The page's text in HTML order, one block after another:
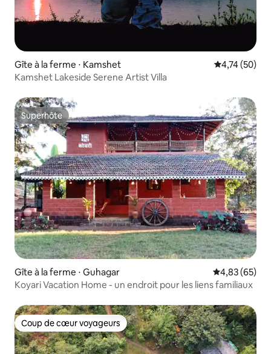
Gîte à la ferme ⋅ Kamshet Évaluation
4,74 (50)
Kamshet Lakeside Serene Artist Villa
Superhôte
Superhôte
Gîte à la ferme ⋅ Guhagar Évaluation
4,83 (65)
Koyari Vacation Home - un endroit pour les liens familiaux
Coup de cœur voyageurs
Coup de cœur voyageurs